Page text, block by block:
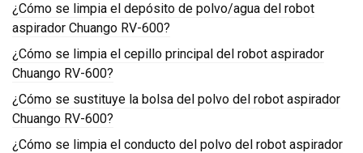
¿Cómo se limpia el depósito de polvo/agua del robot
aspirador Chuango RV-600?
¿Cómo se limpia el cepillo principal del robot aspirador
Chuango RV-600?
¿Cómo se sustituye la bolsa del polvo del robot aspirador
Chuango RV-600?
¿Cómo se limpia el conducto del polvo del robot aspirador